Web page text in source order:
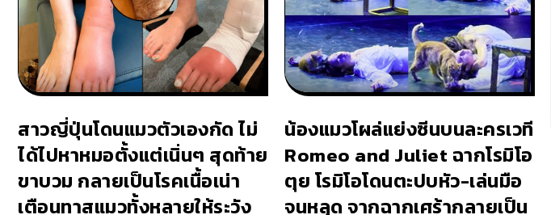
สาวญี่ปุ่นโดนแมวตัวเองกัด ไม่
ได้ไปหาหมอตั้งแต่เนิ่นๆ สุดท้าย
ขาบวม กลายเป็นโรคเนื้อเน่า
เตือนทาสแมวทั้งหลายให้ระวัง
น้องแมวโผล่แย่งซีนบนละครเวที
Romeo and Juliet ฉากโรมิโอ
ตุย โรมิโอโดนตะปบหัว-เล่นมือ
จนหลุด จากฉากเศร้ากลายเป็น